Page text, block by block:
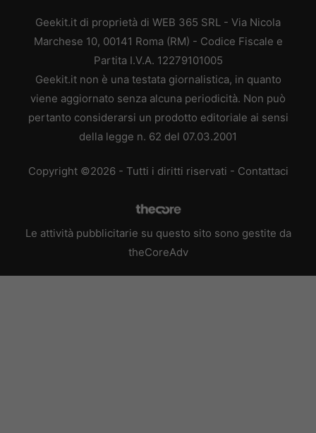
Geekit.it di proprietà di WEB 365 SRL - Via Nicola
Marchese 10, 00141 Roma (RM) - Codice Fiscale e
Partita I.V.A. 12279101005
Geekit.it non è una testata giornalistica, in quanto
viene aggiornato senza alcuna periodicità. Non può
pertanto considerarsi un prodotto editoriale ai sensi
della legge n. 62 del 07.03.2001
Copyright ©2026 - Tutti i diritti riservati - Contattaci
Le attività pubblicitarie su questo sito sono gestite da
theCoreAdv